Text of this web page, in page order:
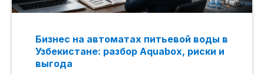
Бизнес на автоматах питьевой воды в
Узбекистане: разбор Aquabox, риски и
выгода